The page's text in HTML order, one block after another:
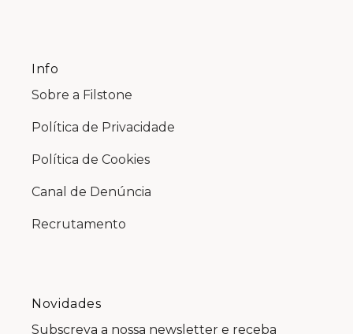
Info
Sobre a Filstone
Política de Privacidade
Política de Cookies
Canal de Denúncia
Recrutamento
Novidades
Subscreva a nossa newsletter e receba